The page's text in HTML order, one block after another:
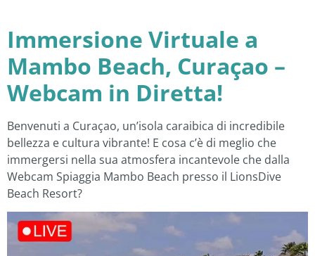
Immersione Virtuale a
Mambo Beach, Curaçao –
Webcam in Diretta!
Benvenuti a Curaçao, un’isola caraibica di incredibile
bellezza e cultura vibrante! E cosa c’è di meglio che
immergersi nella sua atmosfera incantevole che dalla
Webcam Spiaggia Mambo Beach presso il LionsDive
Beach Resort?